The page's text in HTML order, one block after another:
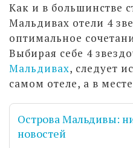
Как и в большинстве
Мальдивах отели 4
оптимальное
Выбирая себе 4
Мальдивах, следует
самом отеле, а в
Острова Мальдивы:
новостей